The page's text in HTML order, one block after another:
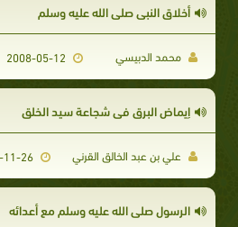
أخلاق النبي صلي الله عليه وسلم
محمد الدبيسي
إيماض البرق في شجاعة سيد الخلق
علي بن عبد الخالق القرني
الرسول صلى الله عليه وسلم مع أعدائه